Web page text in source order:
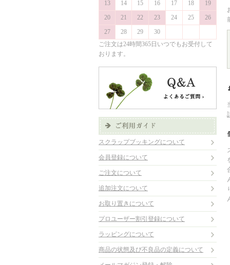
13
14 15 16 17 18
19
20
21 22 23 24 25
26
27
28 29
30
ご注文は24時間365日いつでもお受付して
おります。
スクラップブッキングについて
会員登録について
ご注文について
追加注文について
お取り置きについて
プロユーザー割引登録について
ラッピングについて
商品の状態及び不良品の定義について